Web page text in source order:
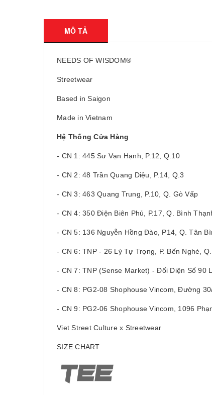
MÔ TẢ
NEEDS OF WISDOM®
Streetwear
Based in Saigon
Made in Vietnam
Hệ Thống Cửa Hàng
- CN 1: 445 Sư Vạn Hạnh, P.12, Q.10
- CN 2: 48 Trần Quang Diệu, P.14, Q.3
- CN 3: 463 Quang Trung, P.10, Q. Gò Vấp
- CN 4: 350 Điện Biên Phủ, P.17, Q. Bình
- CN 5: 136 Nguyễn Hồng Đào, P14, Q. Tân
- CN 6: TNP - 26 Lý Tự Trọng, P. Bến Nghé,
- CN 7: TNP (Sense Market) - Đối Diện Số 90
- CN 8: PG2-08 Shophouse Vincom, Đường
- CN 9: PG2-06 Shophouse Vincom, 1096
Viet Street Culture x Streetwear
SIZE CHART